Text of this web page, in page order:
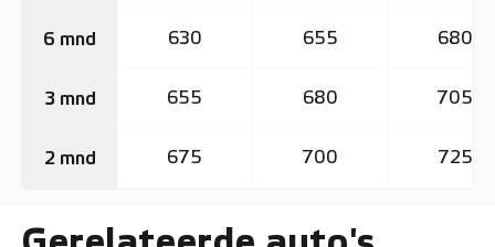
6 mnd
3 mnd
2 mnd
630 655 680
655 680 705
675 700 725